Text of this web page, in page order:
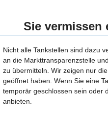
Sie vermissen
Nicht alle Tankstellen sind dazu
an die Markttransparenzstelle
zu übermitteln. Wir zeigen nur
geöffnet haben. Wenn Sie eine
temporär geschlossen sein oder
anbieten.